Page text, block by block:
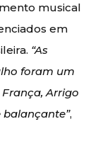
musical
em
“As
foram um
Arrigo
balançante”,